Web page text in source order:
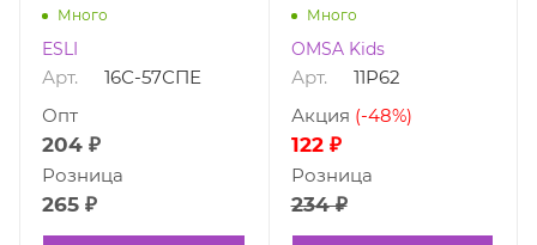
Много
ESLI
Арт. 16С-57СПЕ
204 ₽
Опт
265 ₽
Розница
зайчик)
Много
OMSA Kids
Арт. 11P62
122 ₽
Акция (-48%)
234 ₽
Розница